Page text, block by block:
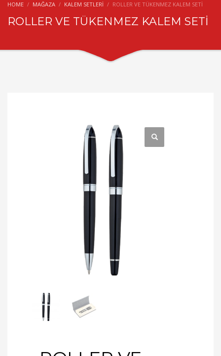
HOME MAĞAZA KALEM SETLERI ROLLER VE TÜKENMEZ KALEM SETİ
ROLLER VE TÜKENMEZ KALEM SETİ